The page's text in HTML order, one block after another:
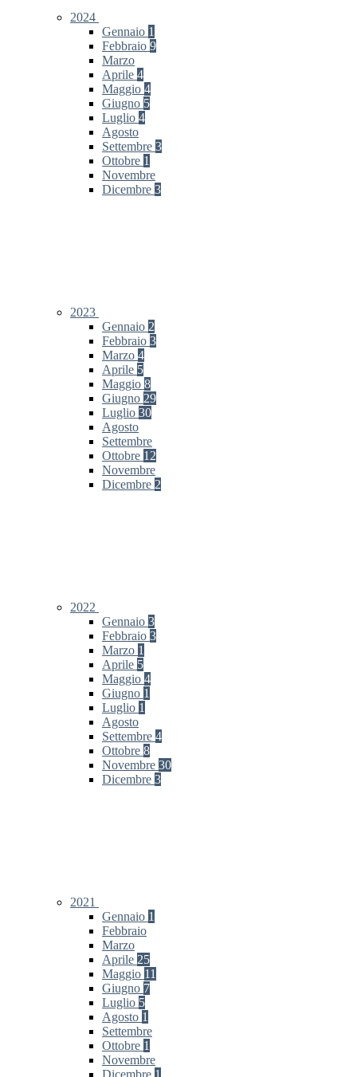
2024
Gennaio 1
Febbraio 9
Marzo
Aprile 4
Maggio 4
Giugno 5
Luglio 4
Agosto
Settembre 3
Ottobre 1
Novembre
Dicembre 3
2023
Gennaio 2
Febbraio 3
Marzo 4
Aprile 5
Maggio 8
Giugno 29
Luglio 30
Agosto
Settembre
Ottobre 12
Novembre
Dicembre 2
2022
Gennaio 3
Febbraio 3
Marzo 1
Aprile 5
Maggio 4
Giugno 1
Luglio 1
Agosto
Settembre 4
Ottobre 8
Novembre 30
Dicembre 3
2021
Gennaio 1
Febbraio
Marzo
Aprile 25
Maggio 11
Giugno 7
Luglio 5
Agosto 1
Settembre
Ottobre 1
Novembre